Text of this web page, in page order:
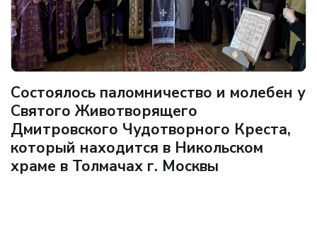
Состоялось паломничество и молебен у
Святого Животворящего
Дмитровского Чудотворного Креста,
который находится в Никольском
храме в Толмачах г. Москвы